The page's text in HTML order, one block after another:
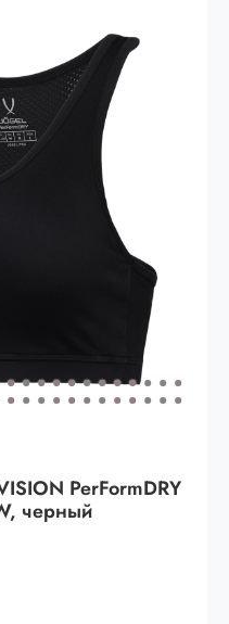
за 6 месяцев -
за 6 месяцев
за 6 месяцев
за 6 месяцев -
PerFormDRY
черный